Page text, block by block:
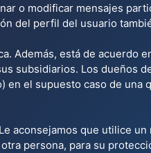
o modificar mensajes
del perfil del usuario
Además, está de acuerdo
subsidiarios. Los dueños
el supuesto caso de
aconsejamos que utilice
persona, para su